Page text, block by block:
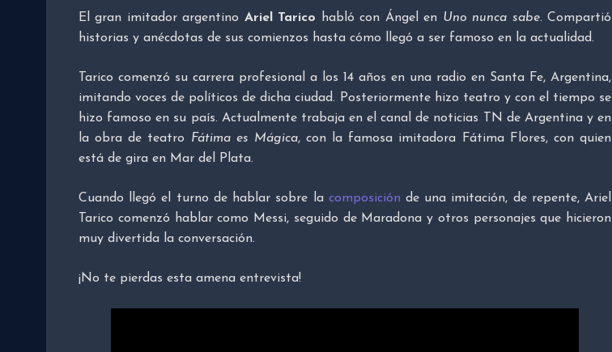
El gran imitador argentino Ariel Tarico habló con Ángel en Uno nunca sabe. Compartió
historias y anécdotas de sus comienzos hasta cómo llegó a ser famoso en la actualidad.
Tarico comenzó su carrera profesional a los 14 años en una radio en Santa Fe, Argentina,
imitando voces de políticos de dicha ciudad. Posteriormente hizo teatro y con el tiempo se
hizo famoso en su país. Actualmente trabaja en el canal de noticias TN de Argentina y en
la obra de teatro Fátima es Mágica, con la famosa imitadora Fátima Flores, con quien
está de gira en Mar del Plata.
Cuando llegó el turno de hablar sobre la composición de una imitación, de repente, Ariel
Tarico comenzó hablar como Messi, seguido de Maradona y otros personajes que hicieron
muy divertida la conversación.
¡No te pierdas esta amena entrevista!